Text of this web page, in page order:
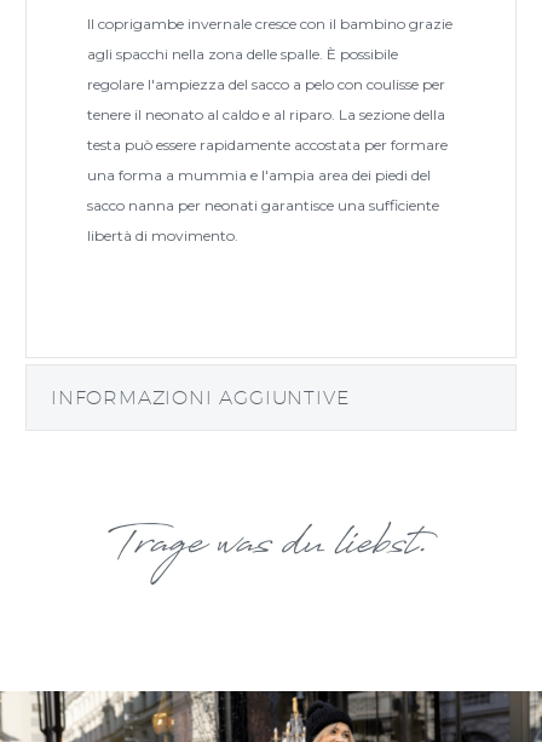
Il coprigambe invernale cresce con il bambino grazie
agli spacchi nella zona delle spalle. È possibile
regolare l'ampiezza del sacco a pelo con coulisse per
tenere il neonato al caldo e al riparo. La sezione della
testa può essere rapidamente accostata per formare
una forma a mummia e l'ampia area dei piedi del
sacco nanna per neonati garantisce una sufficiente
libertà di movimento.
INFORMAZIONI AGGIUNTIVE